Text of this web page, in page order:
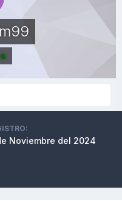
Noviembre del 2024